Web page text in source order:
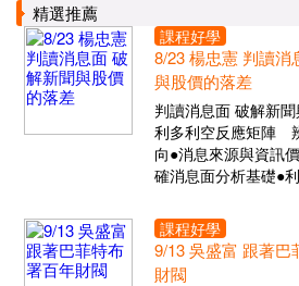
精選推薦
課程好學
8/23 楊忠憲 判讀消
與股價的落差
判讀消息面 破解新
利多利空反應矩陣
向●消息來源與資訊
確消息面分析基礎●
課程好學
9/13 吳盛富 跟著巴
財閥